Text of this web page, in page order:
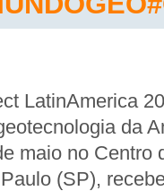
LatinAmerica
da
maio no Centro
(SP),